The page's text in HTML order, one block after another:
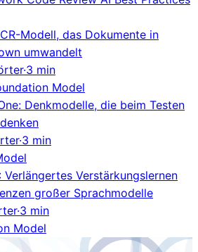
Modell, das Dokumente in
umwandelt
·3 min
Model
Denkmodelle, die beim Testen
·3 min
Verstärkungslernen
großer Sprachmodelle
·3 min
Model